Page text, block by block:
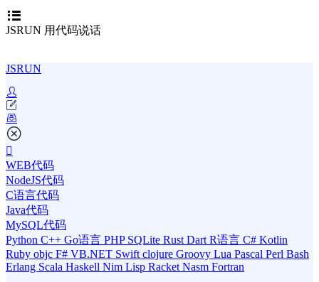
JSRUN 用代码说话
JSRUN
WEB代码
NodeJS代码
C语言代码
Java代码
MySQL代码
Python C++ Go语言 PHP SQLite Rust Dart R语言 C# Kotlin
Ruby objc F# VB.NET Swift clojure Groovy Lua Pascal Perl Bash
Erlang Scala Haskell Nim Lisp Racket Nasm Fortran